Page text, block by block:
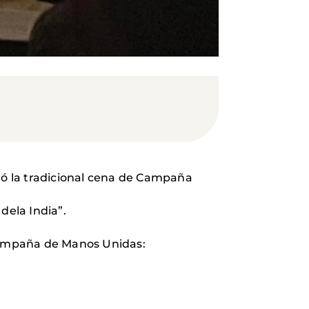
la tradicional cena de Campaña
India”.
de Manos Unidas: